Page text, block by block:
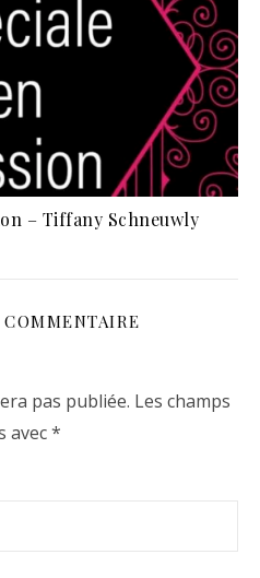
– Tiffany Schneuwly
pas publiée. Les champs
avec*